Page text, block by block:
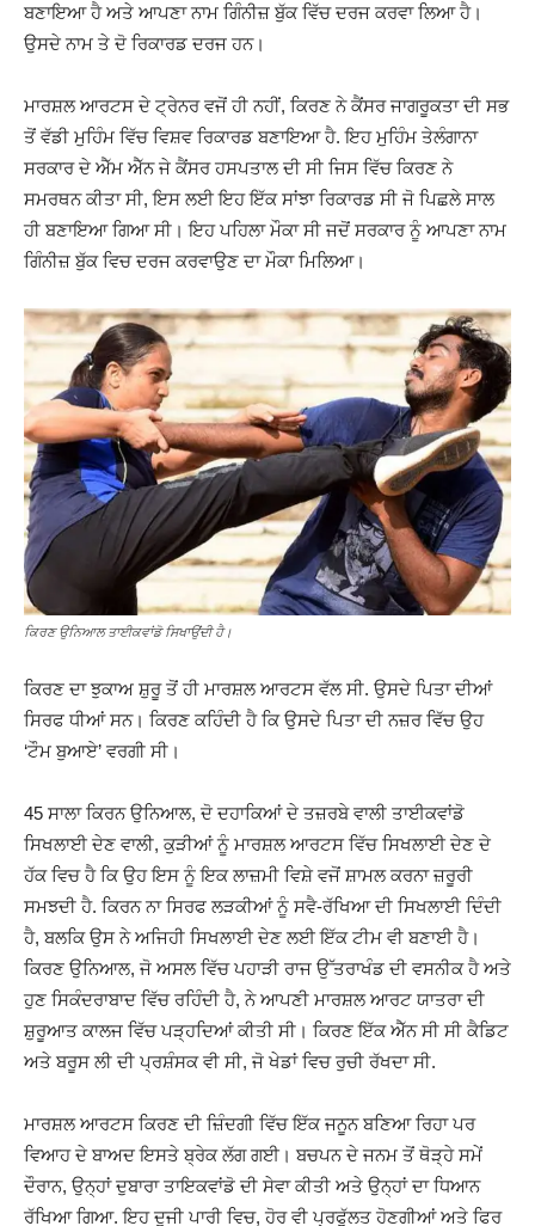
ਬਣਾਇਆ ਹੈ ਅਤੇ ਆਪਣਾ ਨਾਮ ਗਿੰਨੀਜ਼ ਬੁੱਕ ਵਿੱਚ ਦਰਜ ਕਰਵਾ ਲਿਆ ਹੈ।
ਉਸਦੇ ਨਾਮ ਤੇ ਦੋ ਰਿਕਾਰਡ ਦਰਜ ਹਨ।
ਮਾਰਸ਼ਲ ਆਰਟਸ ਦੇ ਟ੍ਰੇਨਰ ਵਜੋਂ ਹੀ ਨਹੀਂ, ਕਿਰਣ ਨੇ ਕੈਂਸਰ ਜਾਗਰੂਕਤਾ ਦੀ ਸਭ
ਤੋਂ ਵੱਡੀ ਮੁਹਿੰਮ ਵਿੱਚ ਵਿਸ਼ਵ ਰਿਕਾਰਡ ਬਣਾਇਆ ਹੈ. ਇਹ ਮੁਹਿੰਮ ਤੇਲੰਗਾਨਾ
ਸਰਕਾਰ ਦੇ ਐੱਮ ਐੱਨ ਜੇ ਕੈਂਸਰ ਹਸਪਤਾਲ ਦੀ ਸੀ ਜਿਸ ਵਿੱਚ ਕਿਰਣ ਨੇ
ਸਮਰਥਨ ਕੀਤਾ ਸੀ, ਇਸ ਲਈ ਇਹ ਇੱਕ ਸਾਂਝਾ ਰਿਕਾਰਡ ਸੀ ਜੋ ਪਿਛਲੇ ਸਾਲ
ਹੀ ਬਣਾਇਆ ਗਿਆ ਸੀ। ਇਹ ਪਹਿਲਾ ਮੌਕਾ ਸੀ ਜਦੋਂ ਸਰਕਾਰ ਨੂੰ ਆਪਣਾ ਨਾਮ
ਗਿੰਨੀਜ਼ ਬੁੱਕ ਵਿਚ ਦਰਜ ਕਰਵਾਉਣ ਦਾ ਮੌਕਾ ਮਿਲਿਆ।
ਕਿਰਣ ਉਨਿਆਲ ਤਾਈਕਵਾਂਡੋ ਸਿਖਾਉਂਦੀ ਹੈ।
ਕਿਰਣ ਦਾ ਝੁਕਾਅ ਸ਼ੁਰੂ ਤੋਂ ਹੀ ਮਾਰਸ਼ਲ ਆਰਟਸ ਵੱਲ ਸੀ. ਉਸਦੇ ਪਿਤਾ ਦੀਆਂ
ਸਿਰਫ ਧੀਆਂ ਸਨ। ਕਿਰਣ ਕਹਿੰਦੀ ਹੈ ਕਿ ਉਸਦੇ ਪਿਤਾ ਦੀ ਨਜ਼ਰ ਵਿੱਚ ਉਹ
‘ਟੌਮ ਬੁਆਏ’ ਵਰਗੀ ਸੀ।
45 ਸਾਲਾ ਕਿਰਨ ਉਨਿਆਲ, ਦੋ ਦਹਾਕਿਆਂ ਦੇ ਤਜ਼ਰਬੇ ਵਾਲੀ ਤਾਈਕਵਾਂਡੋ
ਸਿਖਲਾਈ ਦੇਣ ਵਾਲੀ, ਕੁੜੀਆਂ ਨੂੰ ਮਾਰਸ਼ਲ ਆਰਟਸ ਵਿੱਚ ਸਿਖਲਾਈ ਦੇਣ ਦੇ
ਹੱਕ ਵਿਚ ਹੈ ਕਿ ਉਹ ਇਸ ਨੂੰ ਇਕ ਲਾਜ਼ਮੀ ਵਿਸ਼ੇ ਵਜੋਂ ਸ਼ਾਮਲ ਕਰਨਾ ਜ਼ਰੂਰੀ
ਸਮਝਦੀ ਹੈ. ਕਿਰਨ ਨਾ ਸਿਰਫ ਲੜਕੀਆਂ ਨੂੰ ਸਵੈ-ਰੱਖਿਆ ਦੀ ਸਿਖਲਾਈ ਦਿੰਦੀ
ਹੈ, ਬਲਕਿ ਉਸ ਨੇ ਅਜਿਹੀ ਸਿਖਲਾਈ ਦੇਣ ਲਈ ਇੱਕ ਟੀਮ ਵੀ ਬਣਾਈ ਹੈ।
ਕਿਰਣ ਉਨਿਆਲ, ਜੋ ਅਸਲ ਵਿੱਚ ਪਹਾੜੀ ਰਾਜ ਉੱਤਰਾਖੰਡ ਦੀ ਵਸਨੀਕ ਹੈ ਅਤੇ
ਹੁਣ ਸਿਕੰਦਰਾਬਾਦ ਵਿੱਚ ਰਹਿੰਦੀ ਹੈ, ਨੇ ਆਪਣੀ ਮਾਰਸ਼ਲ ਆਰਟ ਯਾਤਰਾ ਦੀ
ਸ਼ੁਰੂਆਤ ਕਾਲਜ ਵਿੱਚ ਪੜ੍ਹਦਿਆਂ ਕੀਤੀ ਸੀ। ਕਿਰਣ ਇੱਕ ਐੱਨ ਸੀ ਸੀ ਕੈਡਿਟ
ਅਤੇ ਬਰੂਸ ਲੀ ਦੀ ਪ੍ਰਸ਼ੰਸਕ ਵੀ ਸੀ, ਜੋ ਖੇਡਾਂ ਵਿਚ ਰੁਚੀ ਰੱਖਦਾ ਸੀ.
ਮਾਰਸ਼ਲ ਆਰਟਸ ਕਿਰਣ ਦੀ ਜ਼ਿੰਦਗੀ ਵਿੱਚ ਇੱਕ ਜਨੂਨ ਬਣਿਆ ਰਿਹਾ ਪਰ
ਵਿਆਹ ਦੇ ਬਾਅਦ ਇਸਤੇ ਬ੍ਰੇਕ ਲੱਗ ਗਈ। ਬਚਪਨ ਦੇ ਜਨਮ ਤੋਂ ਥੋੜ੍ਹੇ ਸਮੇਂ
ਦੌਰਾਨ, ਉਨ੍ਹਾਂ ਦੁਬਾਰਾ ਤਾਇਕਵਾਂਡੋ ਦੀ ਸੇਵਾ ਕੀਤੀ ਅਤੇ ਉਨ੍ਹਾਂ ਦਾ ਧਿਆਨ
ਰੱਖਿਆ ਗਿਆ. ਇਹ ਦੂਜੀ ਪਾਰੀ ਵਿਚ, ਹੋਰ ਵੀ ਪ੍ਰਫੁੱਲਤ ਹੋਣਗੀਆਂ ਅਤੇ ਫਿਰ